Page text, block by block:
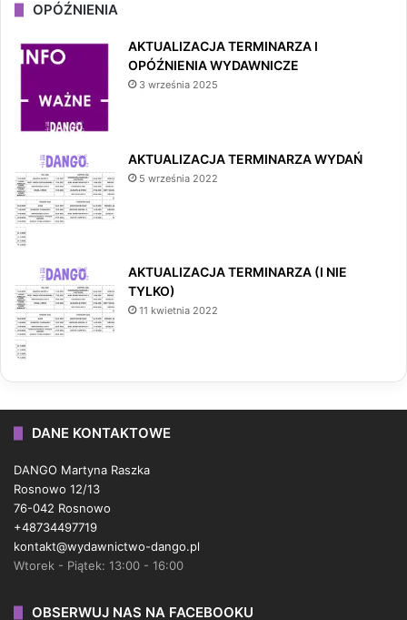
OPÓŹNIENIA
AKTUALIZACJA TERMINARZA I
OPÓŹNIENIA WYDAWNICZE
3 września 2025
AKTUALIZACJA TERMINARZA WYDAŃ
5 września 2022
AKTUALIZACJA TERMINARZA (I NIE
TYLKO)
11 kwietnia 2022
DANE KONTAKTOWE
DANGO Martyna Raszka
Rosnowo 12/13
76-042 Rosnowo
+48734497719
kontakt@wydawnictwo-dango.pl
Wtorek - Piątek: 13:00 - 16:00
OBSERWUJ NAS NA FACEBOOKU